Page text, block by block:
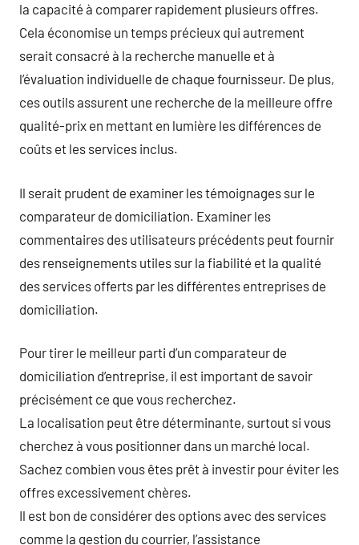
la capacité à comparer rapidement plusieurs offres.
Cela économise un temps précieux qui autrement
serait consacré à la recherche manuelle et à
l’évaluation individuelle de chaque fournisseur. De plus,
ces outils assurent une recherche de la meilleure offre
qualité-prix en mettant en lumière les différences de
coûts et les services inclus.
Il serait prudent de examiner les témoignages sur le
comparateur de domiciliation. Examiner les
commentaires des utilisateurs précédents peut fournir
des renseignements utiles sur la fiabilité et la qualité
des services offerts par les différentes entreprises de
domiciliation.
Pour tirer le meilleur parti d’un comparateur de
domiciliation d’entreprise, il est important de savoir
précisément ce que vous recherchez.
La localisation peut être déterminante, surtout si vous
cherchez à vous positionner dans un marché local.
Sachez combien vous êtes prêt à investir pour éviter les
offres excessivement chères.
Il est bon de considérer des options avec des services
comme la gestion du courrier, l’assistance